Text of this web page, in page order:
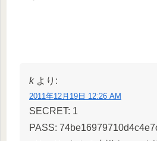
k より:
2011年12月19日 12:26 AM
SECRET: 1
PASS: